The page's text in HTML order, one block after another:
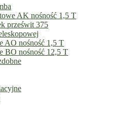
AK nośność 1,5 T
prześwit 375
AO nośność 1,5 T
BO nośność 12,5 T